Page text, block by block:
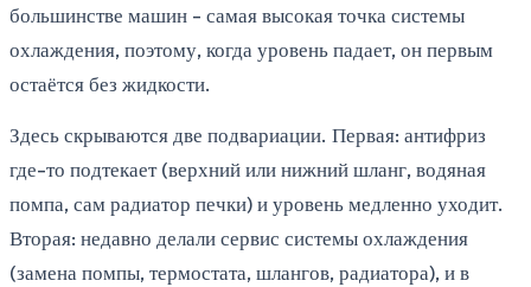
большинстве машин - самая высокая точка системы
охлаждения, поэтому, когда уровень падает, он первым
остаётся без жидкости.
Здесь скрываются две подвариации. Первая: антифриз
где-то подтекает (верхний или нижний шланг, водяная
помпа, сам радиатор печки) и уровень медленно уходит.
Вторая: недавно делали сервис системы охлаждения
(замена помпы, термостата, шлангов, радиатора), и в